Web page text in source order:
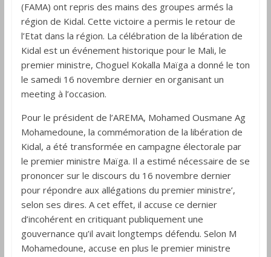
(FAMA) ont repris des mains des groupes armés la
région de Kidal. Cette victoire a permis le retour de
l’Etat dans la région. La célébration de la libération de
Kidal est un événement historique pour le Mali, le
premier ministre, Choguel Kokalla Maïga a donné le ton
le samedi 16 novembre dernier en organisant un
meeting à l’occasion.
Pour le président de l’AREMA, Mohamed Ousmane Ag
Mohamedoune, la commémoration de la libération de
Kidal, a été transformée en campagne électorale par
le premier ministre Maïga. Il a estimé nécessaire de se
prononcer sur le discours du 16 novembre dernier
pour répondre aux allégations du premier ministre’,
selon ses dires. A cet effet, il accuse ce dernier
d’incohérent en critiquant publiquement une
gouvernance qu’il avait longtemps défendu. Selon M
Mohamedoune, accuse en plus le premier ministre